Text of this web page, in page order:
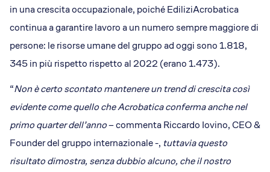
in una crescita occupazionale, poiché EdiliziAcrobatica
continua a garantire lavoro a un numero sempre maggiore di
persone: le risorse umane del gruppo ad oggi sono 1.818,
345 in più rispetto rispetto al 2022 (erano 1.473).
“Non è certo scontato mantenere un trend di crescita così
evidente come quello che Acrobatica conferma anche nel
primo quarter dell’anno– commenta Riccardo Iovino, CEO &
Founder del gruppo internazionale -, tuttavia questo
risultato dimostra, senza dubbio alcuno, che il nostro